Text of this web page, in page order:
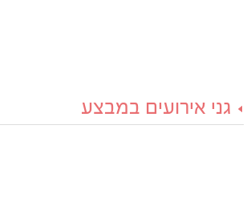
גני אירועים במבצע